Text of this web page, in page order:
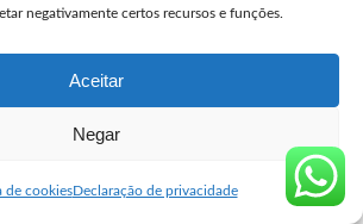
negativamente certos recursos e funções.
Aceitar
Negar
de cookiesDeclaração de privacidade